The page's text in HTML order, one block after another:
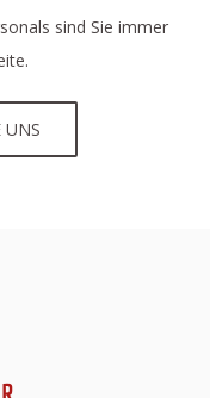
sind Sie immer
UNS